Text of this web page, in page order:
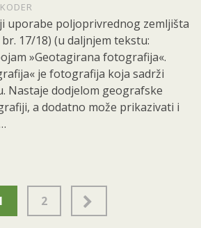
uporabe poljoprivrednog zemljišta
17/18) (u daljnjem tekstu:
»Geotagirana fotografija«.
je fotografija koja sadrži
Nastaje dodjelom geografske
a dodatno može prikazivati i
2